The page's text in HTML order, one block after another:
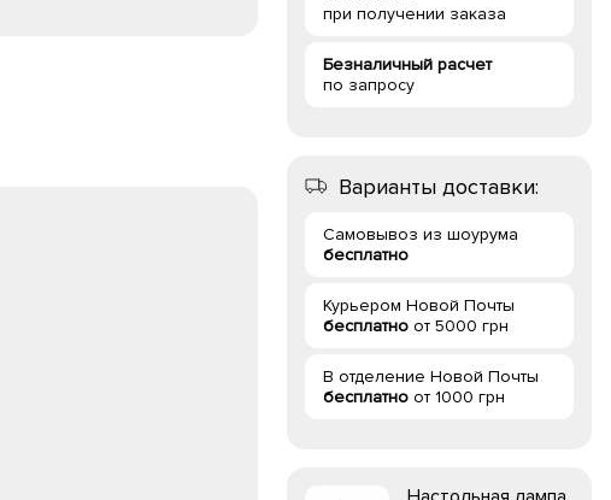
при получении заказа
Безналичный расчет
по запросу
Варианты доставки:
Самовывоз из шоурума
бесплатно
Курьером Новой Почты
бесплатно от 5000 грн
В отделение Новой Почты
бесплатно от 1000 грн